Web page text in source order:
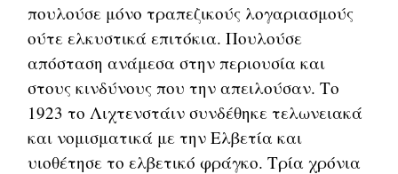
πουλούσε μόνο τραπεζικούς λογαριασμούς
ούτε ελκυστικά επιτόκια. Πουλούσε
απόσταση ανάμεσα στην περιουσία και
στους κινδύνους που την απειλούσαν. Το
1923 το Λιχτενστάιν συνδέθηκε τελωνειακά
και νομισματικά με την Ελβετία και
υιοθέτησε το ελβετικό φράγκο. Τρία χρόνια